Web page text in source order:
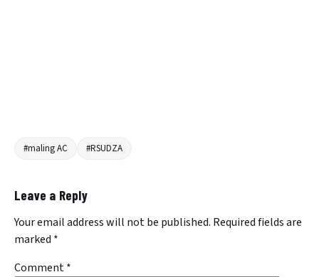
#maling AC #RSUDZA
Leave a Reply
Your email address will not be published. Required fields are
marked *
Comment*